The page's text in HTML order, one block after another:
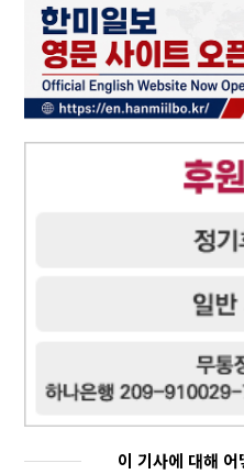
이 기사에 대해